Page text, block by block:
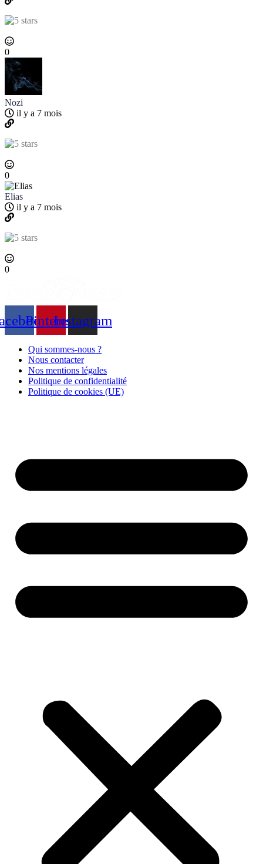
0
Nozi
il y a 7 mois
0
Elias
il y a 7 mois
0
PinterestInstagram
Qui sommes-nous ?
Nous contacter
Nos mentions légales
Politique de confidentialité
Politique de cookies (UE)